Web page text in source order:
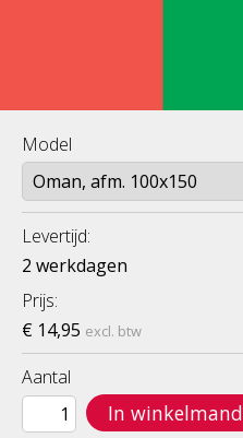
Model
Levertijd:
2 werkdagen
Prijs:
€ 14,95 excl. btw
Aantal
In winkelmand